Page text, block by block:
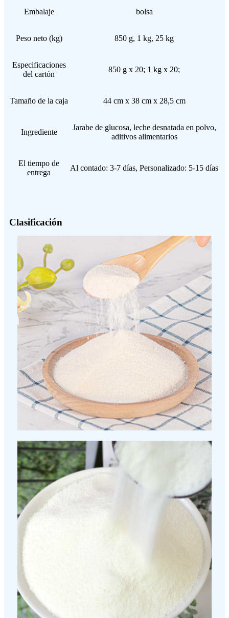
Embalaje bolsa
Peso neto (kg) 850 g, 1 kg, 25 kg
Especificaciones
del cartón
850 g x 20; 1 kg x 20;
Tamaño de la caja 44 cm x 38 cm x 28,5 cm
Ingrediente
Jarabe de glucosa, leche desnatada en polvo,
aditivos alimentarios
El tiempo de
entrega
Al contado: 3-7 días, Personalizado: 5-15 días
Clasificación